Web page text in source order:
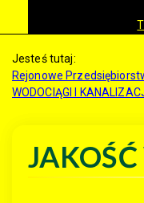
Jesteś tutaj:
Rejonowe
WODOCIĄGI I